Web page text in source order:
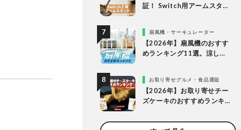
証！ Switch用アームスタン
扇風機・サーキュレーター
【2026年】扇風機のおすす
めランキング11選。涼しい
お取り寄せグルメ・食品通販
【2026年】お取り寄せチー
ズケーキのおすすめランキ
く人気商品をプロと比較